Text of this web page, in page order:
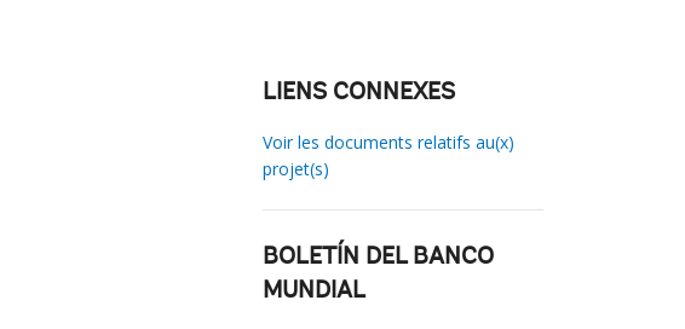
LIENS CONNEXES
Voir les documents relatifs au(x)
projet(s)
BOLETÍN DEL BANCO
MUNDIAL